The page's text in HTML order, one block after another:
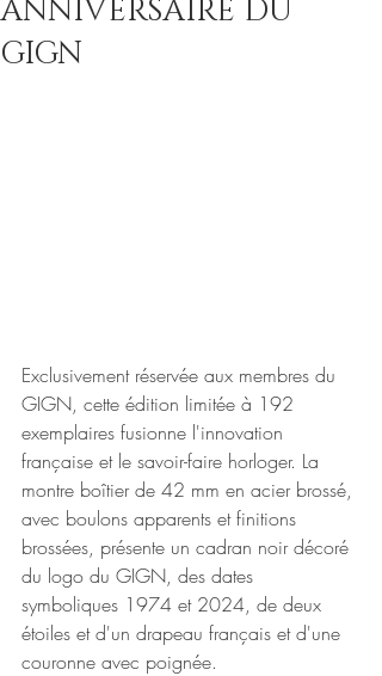
ANNIVERSAIRE DU
GIGN
Exclusivement réservée aux membres du
GIGN, cette édition limitée à 192
exemplaires fusionne l'innovation
française et le savoir-faire horloger. La
montre boîtier de 42 mm en acier brossé,
avec boulons apparents et finitions
brossées, présente un cadran noir décoré
du logo du GIGN, des dates
symboliques 1974 et 2024, de deux
étoiles et d'un drapeau français et d'une
couronne avec poignée.